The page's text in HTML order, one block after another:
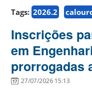
Tags: 2026.2
Inscrições
em
prorrogadas
27/07/2026 15:13